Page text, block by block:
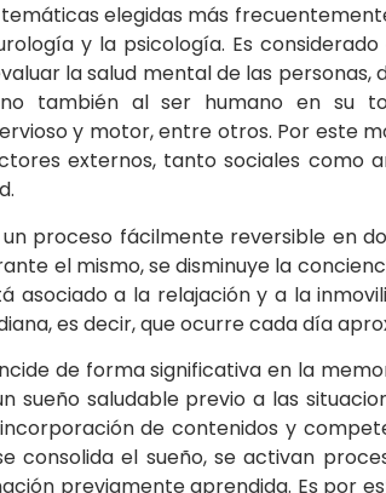
temáticas elegidas más
y la psicología. Es
la salud mental de las personas,
también al ser humano en su
y motor, entre otros. Por este
externos, tanto sociales como
proceso fácilmente reversible en
el mismo, se disminuye la
asociado a la relajación y a la
es decir, que ocurre cada día
de forma significativa en la
sueño saludable previo a las
de contenidos y
consolida el sueño, se activan
previamente aprendida. Es por